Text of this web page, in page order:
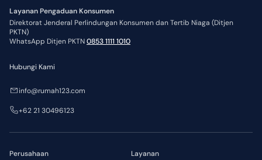
Layanan Pengaduan Konsumen
Direktorat Jenderal Perlindungan Konsumen dan Tertib Niaga (Ditjen
PKTN)
WhatsApp Ditjen PKTN0853 1111 1010
Perusahaan Layanan
Hubungi Kami
info@rumah123.com
+62 21 30496123